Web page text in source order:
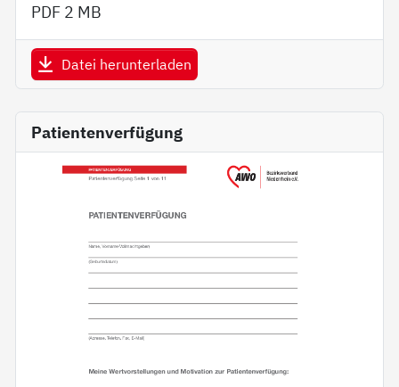
PDF 2 MB
Datei herunterladen
Patientenverfügung